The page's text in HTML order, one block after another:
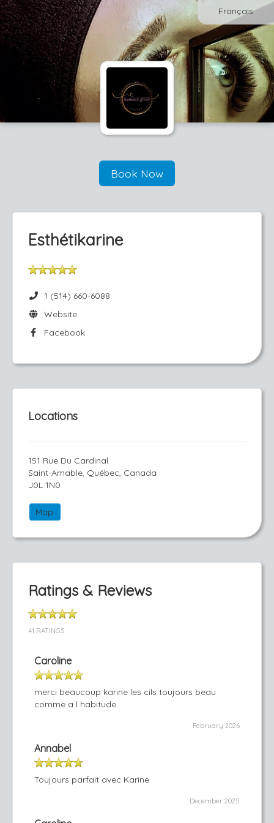
Français
Book Now
Esthétikarine
1 (514) 660-6088
Website
Facebook
Locations
151 Rue Du Cardinal
Saint-Amable, Québec, Canada
J0L 1N0
Map
Ratings & Reviews
41 RATINGS
Caroline
merci beaucoup karine les cils toujours beau
comme a l habitude
February 2026
Annabel
Toujours parfait avec Karine
December 2025